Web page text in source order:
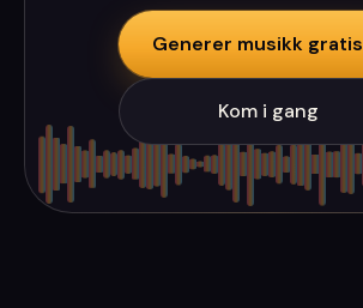
Generer musikk gratis
Kom i gang